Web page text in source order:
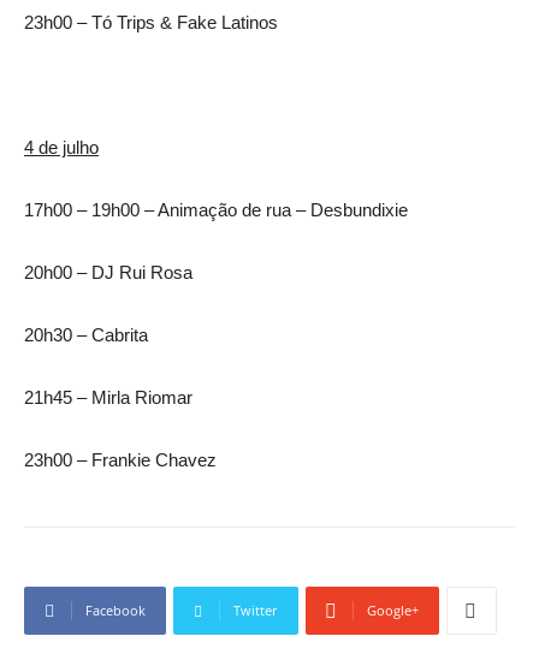
23h00 – Tó Trips & Fake Latinos
4 de julho
17h00 – 19h00 – Animação de rua – Desbundixie
20h00 – DJ Rui Rosa
20h30 – Cabrita
21h45 – Mirla Riomar
23h00 – Frankie Chavez
Facebook Twitter Google+